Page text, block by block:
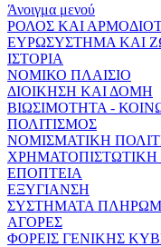
Άνοιγμα μενού
ΡΟΛΟΣ ΚΑΙ
ΕΥΡΩΣΥΣΤΗΜΑ ΚΑΙ
ΙΣΤΟΡΙΑ
ΝΟΜΙΚΟ ΠΛΑΙΣΙΟ
ΔΙΟΙΚΗΣΗ ΚΑΙ ΔΟΜΗ
ΒΙΩΣΙΜΟΤΗΤΑ -
ΠΟΛΙΤΙΣΜΟΣ
ΝΟΜΙΣΜΑΤΙΚΗ
ΕΠΟΠΤΕΙΑ
ΕΞΥΓΙΑΝΣΗ
ΣΥΣΤΗΜΑΤΑ
ΑΓΟΡΕΣ
ΦΟΡΕΙΣ ΓΕΝΙΚΗΣ